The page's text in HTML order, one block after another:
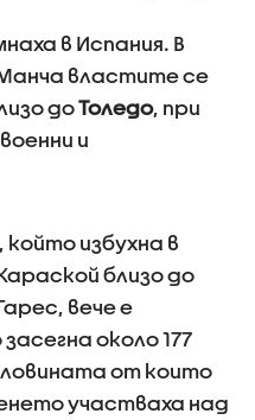
в Испания. В
властите се
доТоледо, при
и
избухна в
близо до
вече е
около 177
от които
участваха над